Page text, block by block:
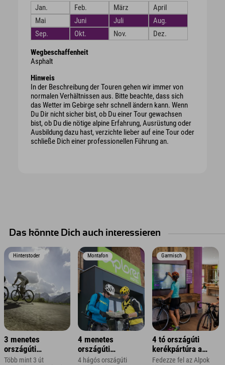
Jan.
Feb. März
April
Mai
Juni Juli
Aug.
Sep.
Okt. Nov. Dez.
Wegbeschaffenheit
Asphalt
Hinweis
In der Beschreibung der Touren gehen wir immer von
normalen Verhältnissen aus. Bitte beachte, dass sich
das Wetter im Gebirge sehr schnell ändern kann. Wenn
Du Dir nicht sicher bist, ob Du einer Tour gewachsen
bist, ob Du die nötige alpine Erfahrung, Ausrüstung oder
Ausbildung dazu hast, verzichte lieber auf eine Tour oder
schließe Dich einer professionellen Führung an.
Das könnte Dich auch interessieren
Hinterstoder
3 menetes
országúti
kerékpártúra
Több mint 3 út
Montafon
4 menetes
országúti
kerékpártúra
4 hágós országúti
Garmisch
4 tó országúti
kerékpártúra a
Zugspitze régióban
Fedezze fel az Alpok